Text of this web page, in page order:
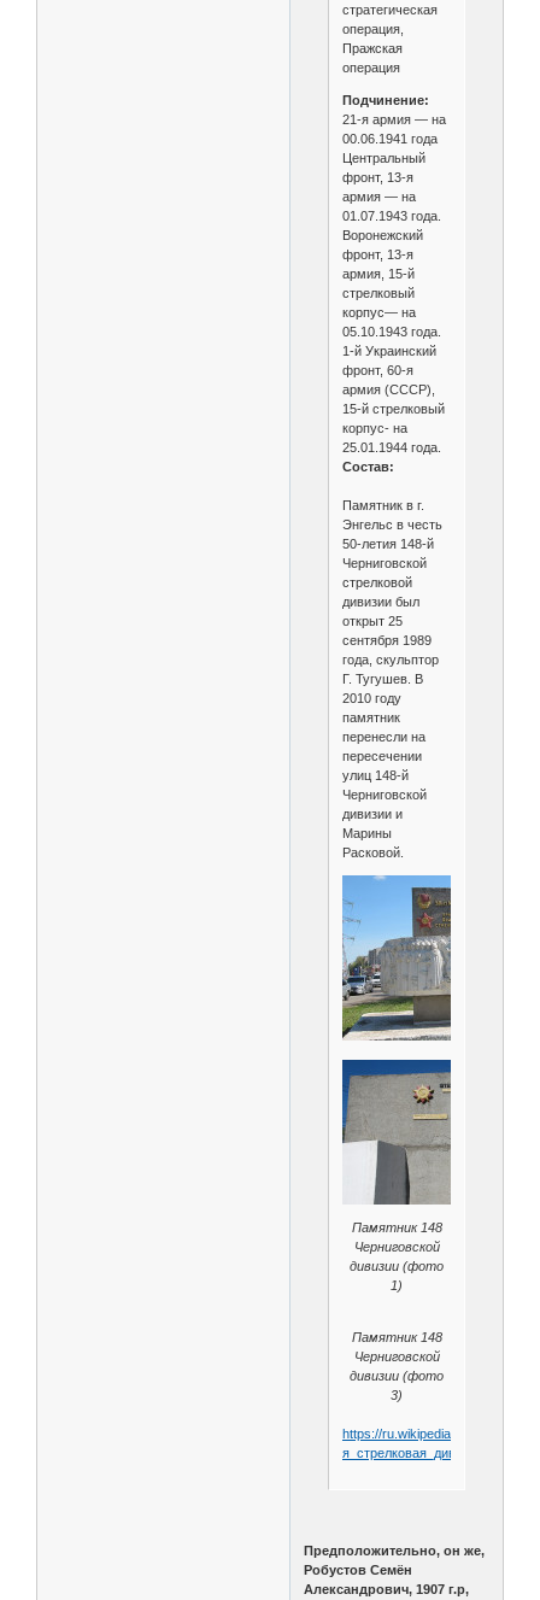
стратегическая
операция,
Пражская
операция
Подчинение:
21-я армия — на
00.06.1941 года
Центральный
фронт, 13-я
армия — на
01.07.1943 года.
Воронежский
фронт, 13-я
армия, 15-й
стрелковый
корпус— на
05.10.1943 года.
1-й Украинский
фронт, 60-я
армия (СССР),
15-й стрелковый
корпус- на
25.01.1944 года.
Состав:
Памятник в г.
Энгельс в честь
50-летия 148-й
Черниговской
стрелковой
дивизии был
открыт 25
сентября 1989
года, скульптор
Г. Тугушев. В
2010 году
памятник
перенесли на
пересечении
улиц 148-й
Черниговской
дивизии и
Марины
Расковой.
Памятник 148
Черниговской
дивизии (фото
1)
Памятник 148
Черниговской
дивизии (фото
3)
https://ru.wikipedia.org/wiki/148-
я_стрелковая_дивизия
Предположительно, он же,
Робустов Семён
Александрович, 1907 г.р,